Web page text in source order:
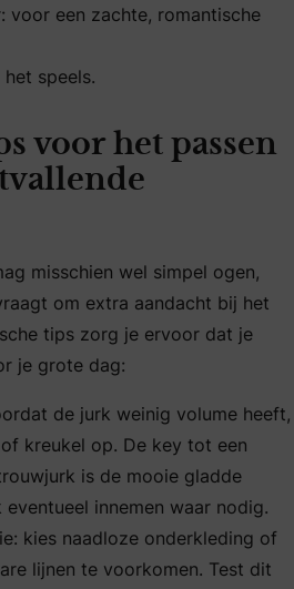
voor een zachte, romantische
speels.
voor het passen
misschien wel simpel ogen,
om extra aandacht bij het
tips zorg je ervoor dat je
je grote dag:
de jurk weinig volume heeft,
kreukel op. De key tot een
is de mooie gladde
innemen waar nodig.
kies naadloze onderkleding of
lijnen te voorkomen. Test dit